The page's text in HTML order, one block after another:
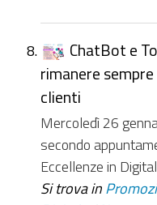
ChatBot e
rimanere
clienti
Mercoledì 26
secondo
Eccellenze in
Si trova in